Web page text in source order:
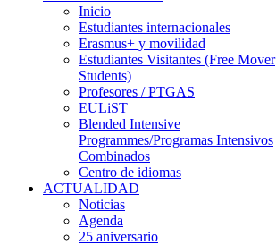
Inicio
Estudiantes internacionales
Erasmus+ y movilidad
Estudiantes Visitantes (Free Mover
Students)
Profesores / PTGAS
EULiST
Blended Intensive
Programmes/Programas Intensivos
Combinados
Centro de idiomas
ACTUALIDAD
Noticias
Agenda
25 aniversario